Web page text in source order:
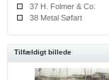
37 H. Folmer & Co.
38 Metal Søfart
Tilfældigt billede